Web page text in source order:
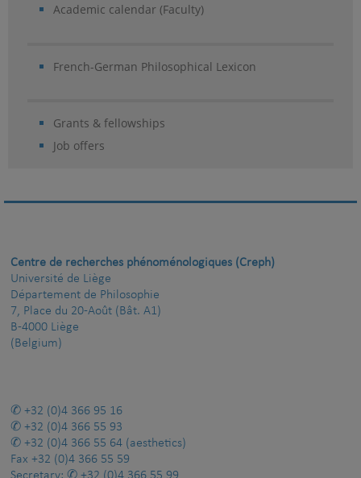
Academic calendar (Faculty)
French-German Philosophical Lexicon
Grants & fellowships
Job offers
Centre de recherches phénoménologiques (Creph)
Université de Liège
Département de Philosophie
7, Place du 20-Août (Bât. A1)
B-4000 Liège
(Belgium)
+32 (0)4 366 95 16
+32 (0)4 366 55 93
+32 (0)4 366 55 64 (aesthetics)
Fax +32 (0)4 366 55 59